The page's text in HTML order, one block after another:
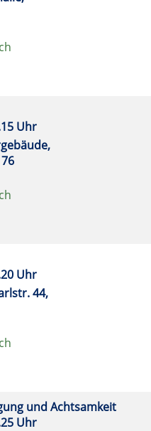
Uhr
Uhr
44,
und Achtsamkeit
Uhr